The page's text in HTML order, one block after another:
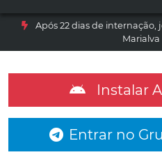
Após 22 dias de
Instalar
Entrar no